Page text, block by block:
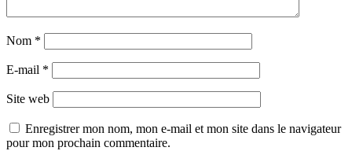
Nom *
E-mail *
Site web
Enregistrer mon nom, mon e-mail et mon site dans le navigateur
pour mon prochain commentaire.